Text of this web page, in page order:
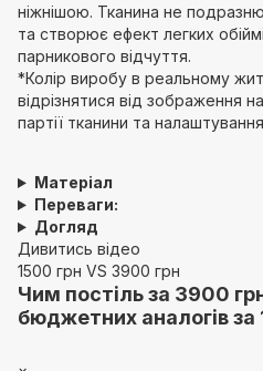
ніжнішою. Тканина не
та створює ефект легких
парникового відчуття.
*Колір виробу в реальному
відрізнятися від зображення
партії тканини та
Матеріал
Переваги:
Догляд
Дивитись відео
1500 грн VS 3900 грн
Чим постіль за 3900
бюджетних аналогів за